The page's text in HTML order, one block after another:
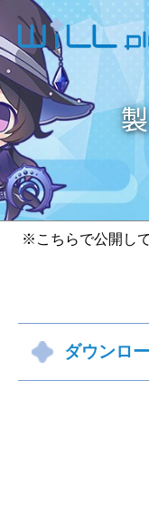
※こちらで公開し
ダウンロ